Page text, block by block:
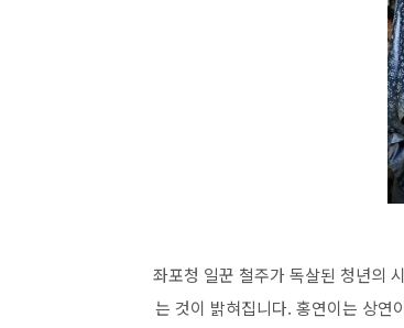
좌포청 일꾼 철주가 독살된 청년의
는 것이 밝혀집니다. 홍연이는 상연